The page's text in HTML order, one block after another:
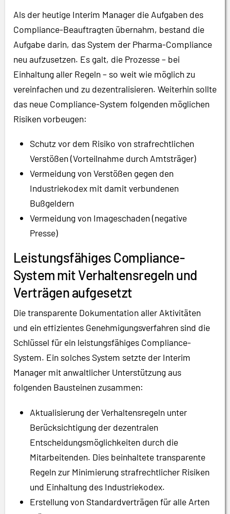
Als der heutige Interim Manager die Aufgaben des
Compliance-Beauftragten übernahm, bestand die
Aufgabe darin, das System der Pharma-Compliance
neu aufzusetzen. Es galt, die Prozesse – bei
Einhaltung aller Regeln – so weit wie möglich zu
vereinfachen und zu dezentralisieren. Weiterhin sollte
das neue Compliance-System folgenden möglichen
Risiken vorbeugen:
Schutz vor dem Risiko von strafrechtlichen
Verstößen (Vorteilnahme durch Amtsträger)
Vermeidung von Verstößen gegen den
Industriekodex mit damit verbundenen
Bußgeldern
Vermeidung von Imageschaden (negative
Presse)
Leistungsfähiges Compliance-
System mit Verhaltensregeln und
Verträgen aufgesetzt
Die transparente Dokumentation aller Aktivitäten
und ein effizientes Genehmigungsverfahren sind die
Schlüssel für ein leistungsfähiges Compliance-
System. Ein solches System setzte der Interim
Manager mit anwaltlicher Unterstützung aus
folgenden Bausteinen zusammen:
Aktualisierung der Verhaltensregeln unter
Berücksichtigung der dezentralen
Entscheidungsmöglichkeiten durch die
Mitarbeitenden. Dies beinhaltete transparente
Regeln zur Minimierung strafrechtlicher Risiken
und Einhaltung des Industriekodex.
Erstellung von Standardverträgen für alle Arten